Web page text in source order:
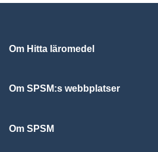
Om Hitta läromedel
Om SPSM:s webbplatser
Om SPSM